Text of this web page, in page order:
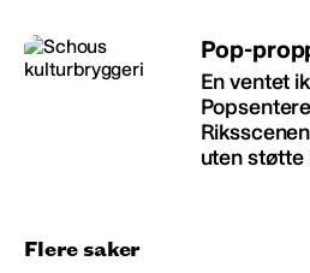
Pop-
En ventet
uten støtte
Flere saker